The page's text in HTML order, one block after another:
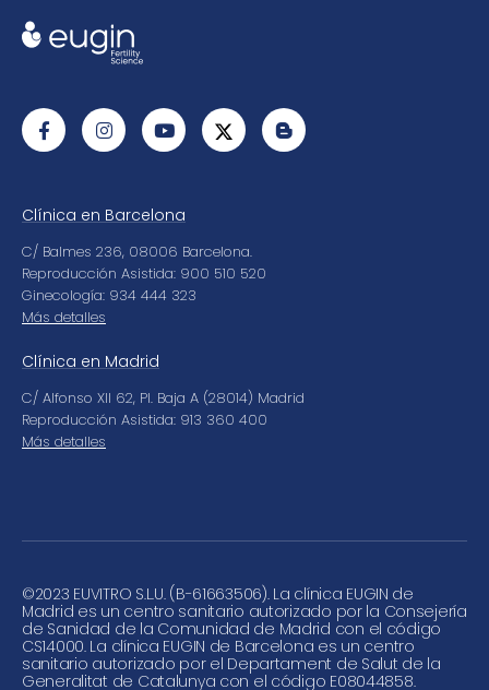
Clínica en Barcelona
C/ Balmes 236, 08006 Barcelona.
Reproducción Asistida: 900 510 520
Ginecología: 934 444 323
Más detalles
Clínica en Madrid
C/ Alfonso XII 62, Pl. Baja A (28014) Madrid
Reproducción Asistida: 913 360 400
Más detalles
©2023 EUVITRO S.L.U. (B-61663506). La clínica EUGIN de
Madrid es un centro sanitario autorizado por la Consejería
de Sanidad de la Comunidad de Madrid con el código
CS14000. La clínica EUGIN de Barcelona es un centro
sanitario autorizado por el Departament de Salut de la
Generalitat de Catalunya con el código E08044858.